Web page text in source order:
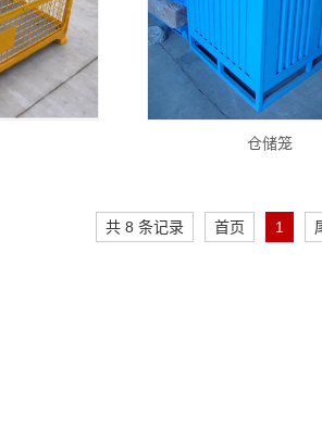
仓储笼
共 8 条记录 首页 1